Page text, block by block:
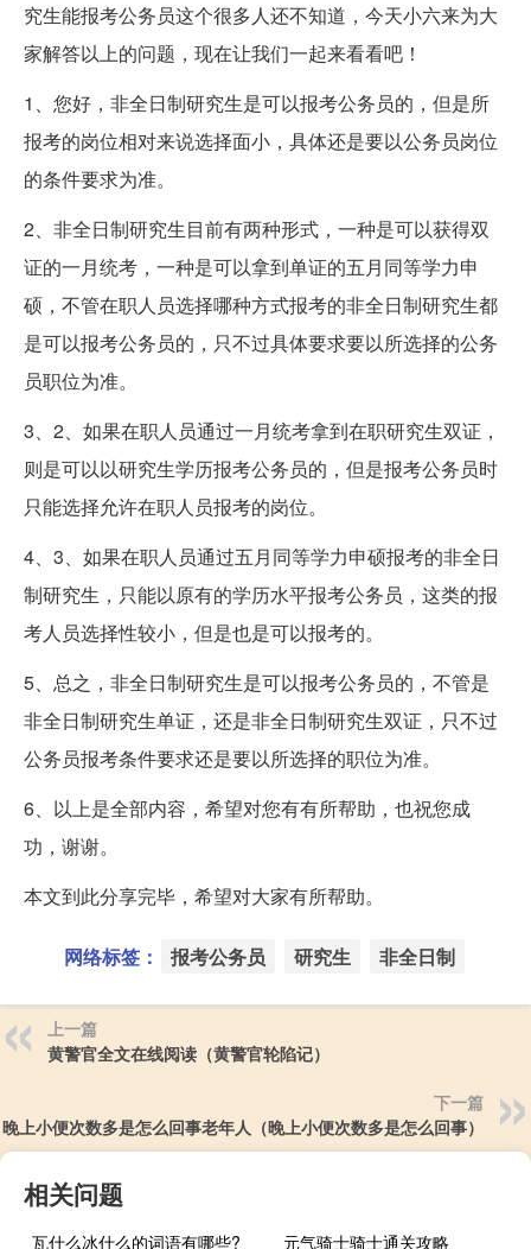
究生能报考公务员这个很多人还不知道，今天小六来为大
家解答以上的问题，现在让我们一起来看看吧！
1、您好，非全日制研究生是可以报考公务员的，但是所
报考的岗位相对来说选择面小，具体还是要以公务员岗位
的条件要求为准。
2、非全日制研究生目前有两种形式，一种是可以获得双
证的一月统考，一种是可以拿到单证的五月同等学力申
硕，不管在职人员选择哪种方式报考的非全日制研究生都
是可以报考公务员的，只不过具体要求要以所选择的公务
员职位为准。
3、2、如果在职人员通过一月统考拿到在职研究生双证，
则是可以以研究生学历报考公务员的，但是报考公务员时
只能选择允许在职人员报考的岗位。
4、3、如果在职人员通过五月同等学力申硕报考的非全日
制研究生，只能以原有的学历水平报考公务员，这类的报
考人员选择性较小，但是也是可以报考的。
5、总之，非全日制研究生是可以报考公务员的，不管是
非全日制研究生单证，还是非全日制研究生双证，只不过
公务员报考条件要求还是要以所选择的职位为准。
6、以上是全部内容，希望对您有有所帮助，也祝您成
功，谢谢。
本文到此分享完毕，希望对大家有所帮助。
网络标签： 报考公务员 研究生 非全日制
上一篇
黄警官全文在线阅读（黄警官轮陷记）
下一篇
晚上小便次数多是怎么回事老年人（晚上小便次数多是怎么回事）
相关问题
瓦什么冰什么的词语有哪些? 元气骑士骑士通关攻略